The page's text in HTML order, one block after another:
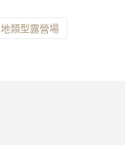
類型露營場